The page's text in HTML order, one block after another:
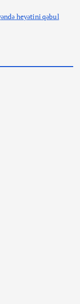
heyətini qəbul